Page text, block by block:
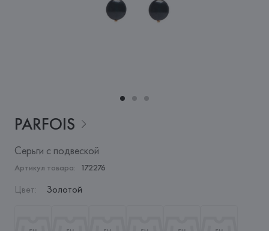
PARFOIS
Серьги с подвеской
Артикул товара: 172276
Цвет: Золотой